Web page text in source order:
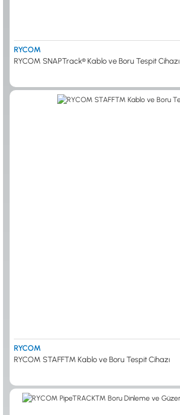
RYCOM
RYCOM SNAPTrack® Kablo ve Boru Tespit Cihazı
RYCOM
RYCOM STAFF™ Kablo ve Boru Tespit Cihazı